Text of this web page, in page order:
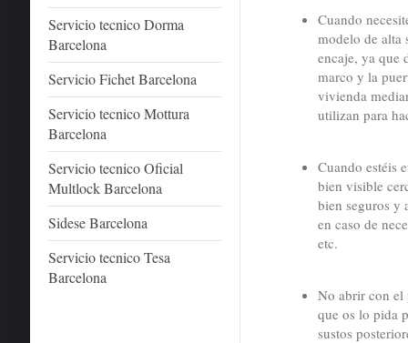
Servicio tecnico Dorma
Barcelona
Servicio Fichet Barcelona
Servicio tecnico Mottura
Barcelona
Servicio tecnico Oficial
Multlock Barcelona
Sidese Barcelona
Servicio tecnico Tesa
Barcelona
Cuando
modelo de alta
encaje, ya que
marco y la
vivienda
utilizan para
Cuando estéis
bien visible
bien seguros y
en caso de
etc.
No abrir con el
que os lo pida
sustos